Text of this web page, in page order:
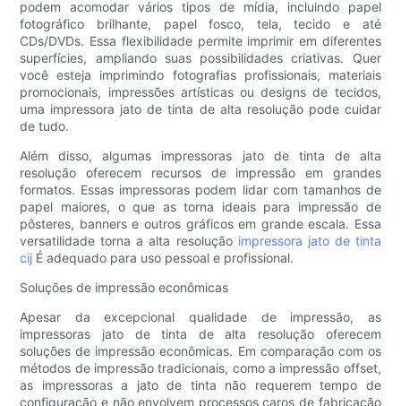
podem acomodar vários tipos de mídia, incluindo papel
fotográfico brilhante, papel fosco, tela, tecido e até
CDs/DVDs. Essa flexibilidade permite imprimir em diferentes
superfícies, ampliando suas possibilidades criativas. Quer
você esteja imprimindo fotografias profissionais, materiais
promocionais, impressões artísticas ou designs de tecidos,
uma impressora jato de tinta de alta resolução pode cuidar
de tudo.
Além disso, algumas impressoras jato de tinta de alta
resolução oferecem recursos de impressão em grandes
formatos. Essas impressoras podem lidar com tamanhos de
papel maiores, o que as torna ideais para impressão de
pôsteres, banners e outros gráficos em grande escala. Essa
versatilidade torna a alta resolução impressora jato de tinta
cij É adequado para uso pessoal e profissional.
Soluções de impressão econômicas
Apesar da excepcional qualidade de impressão, as
impressoras jato de tinta de alta resolução oferecem
soluções de impressão econômicas. Em comparação com os
métodos de impressão tradicionais, como a impressão offset,
as impressoras a jato de tinta não requerem tempo de
configuração e não envolvem processos caros de fabricação